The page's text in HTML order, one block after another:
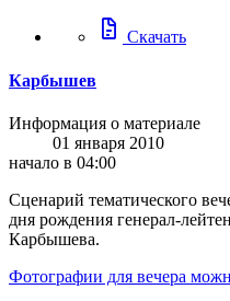
docs Скачать
Карбышев
Информация о материале
01 января 2010
начало в 04:00
Сценарий тематического
дня рождения генерал-
Карбышева.
Фотографии для вечера